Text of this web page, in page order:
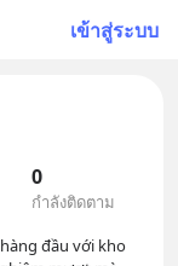
เข้าสู่ระบบ
0
กำลังติดตาม
đầu với kho